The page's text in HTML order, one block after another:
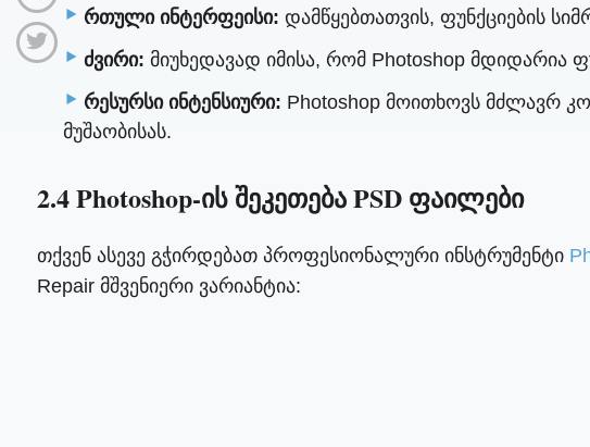
რთული ინტერფეისი: დამწყებთათვის, ფუნქციების
ძვირი: მიუხედავად იმისა, რომ Photoshop მდიდარია
რესურსი ინტენსიური: Photoshop მოითხოვს მძლავრ
მუშაობისას.
2.4 Photoshop-ის შეკეთება PSD ფაილები
თქვენ ასევე გჭირდებათ პროფესიონალური ინსტრუმენტი
Repair მშვენიერი ვარიანტია: